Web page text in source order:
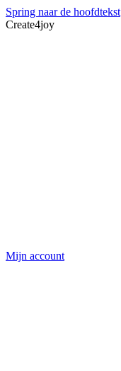
Spring naar de hoofdtekst
Create4joy
Mijn account